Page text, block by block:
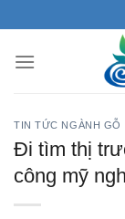
to
content
TIN TỨC NGÀNH GỖ
Đi tìm thị
công mỹ